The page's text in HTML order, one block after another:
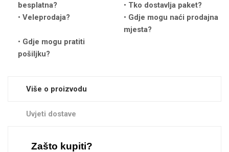
besplatna?
Tko dostavlja paket?
Veleprodaja?
Gdje mogu naći prodajna
mjesta?
Gdje mogu pratiti
pošiljku?
Više o proizvodu
Uvjeti dostave
Zašto kupiti?
Quotes Collection Cirkus